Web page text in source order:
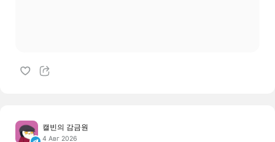
캘빈의 감금원
4 Авг 2026